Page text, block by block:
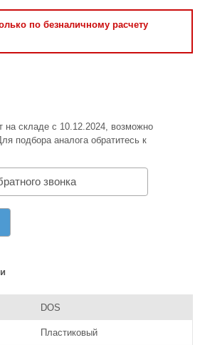
по безналичному расчету
на складе с 10.12.2024, возможно
подбора аналога обратитесь к
звонка
DOS
Пластиковый